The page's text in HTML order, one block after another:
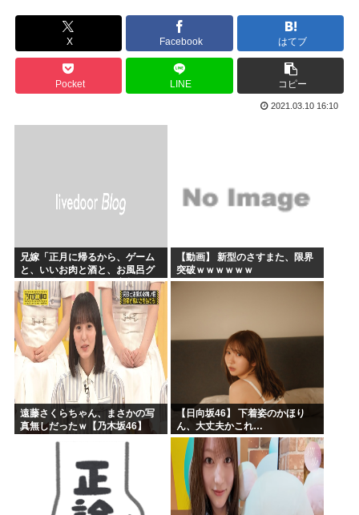
日本人「うちの犬、たまたまついてきた八百屋で一目惚れした...
【画像】広島市長のスピーチを聞いてる時の高市早苗の顔ww...
【雑誌】かつて650万部を誇った「週刊少年ジャンプ」、発...
7時間かけて描いたHな糸会がこちら
X Facebook はてブ
Pocket LINE コピー
2021.03.10 16:10
兄嫁「正月に帰るから、ゲーム
と、いいお肉と酒と、お風呂グ
ッズの準備しとけよ」寝起きの
私「知るかボケ」兄嫁「キィィ
ィィー！！！！」私「あ…」
【動画】 新型のさすまた、限界
突破ｗｗｗｗｗｗ
遠藤さくらちゃん、まさかの写
真無しだったｗ【乃木坂46】
【日向坂46】 下着姿のかほり
ん、大丈夫かこれ…